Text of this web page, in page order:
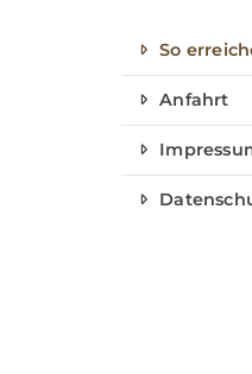
So
Anfahrt